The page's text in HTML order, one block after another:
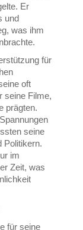
Er
und
was ihm
für
oft
seine Filme,
prägten.
seine
Politikern.
im
Zeit, was
für seine